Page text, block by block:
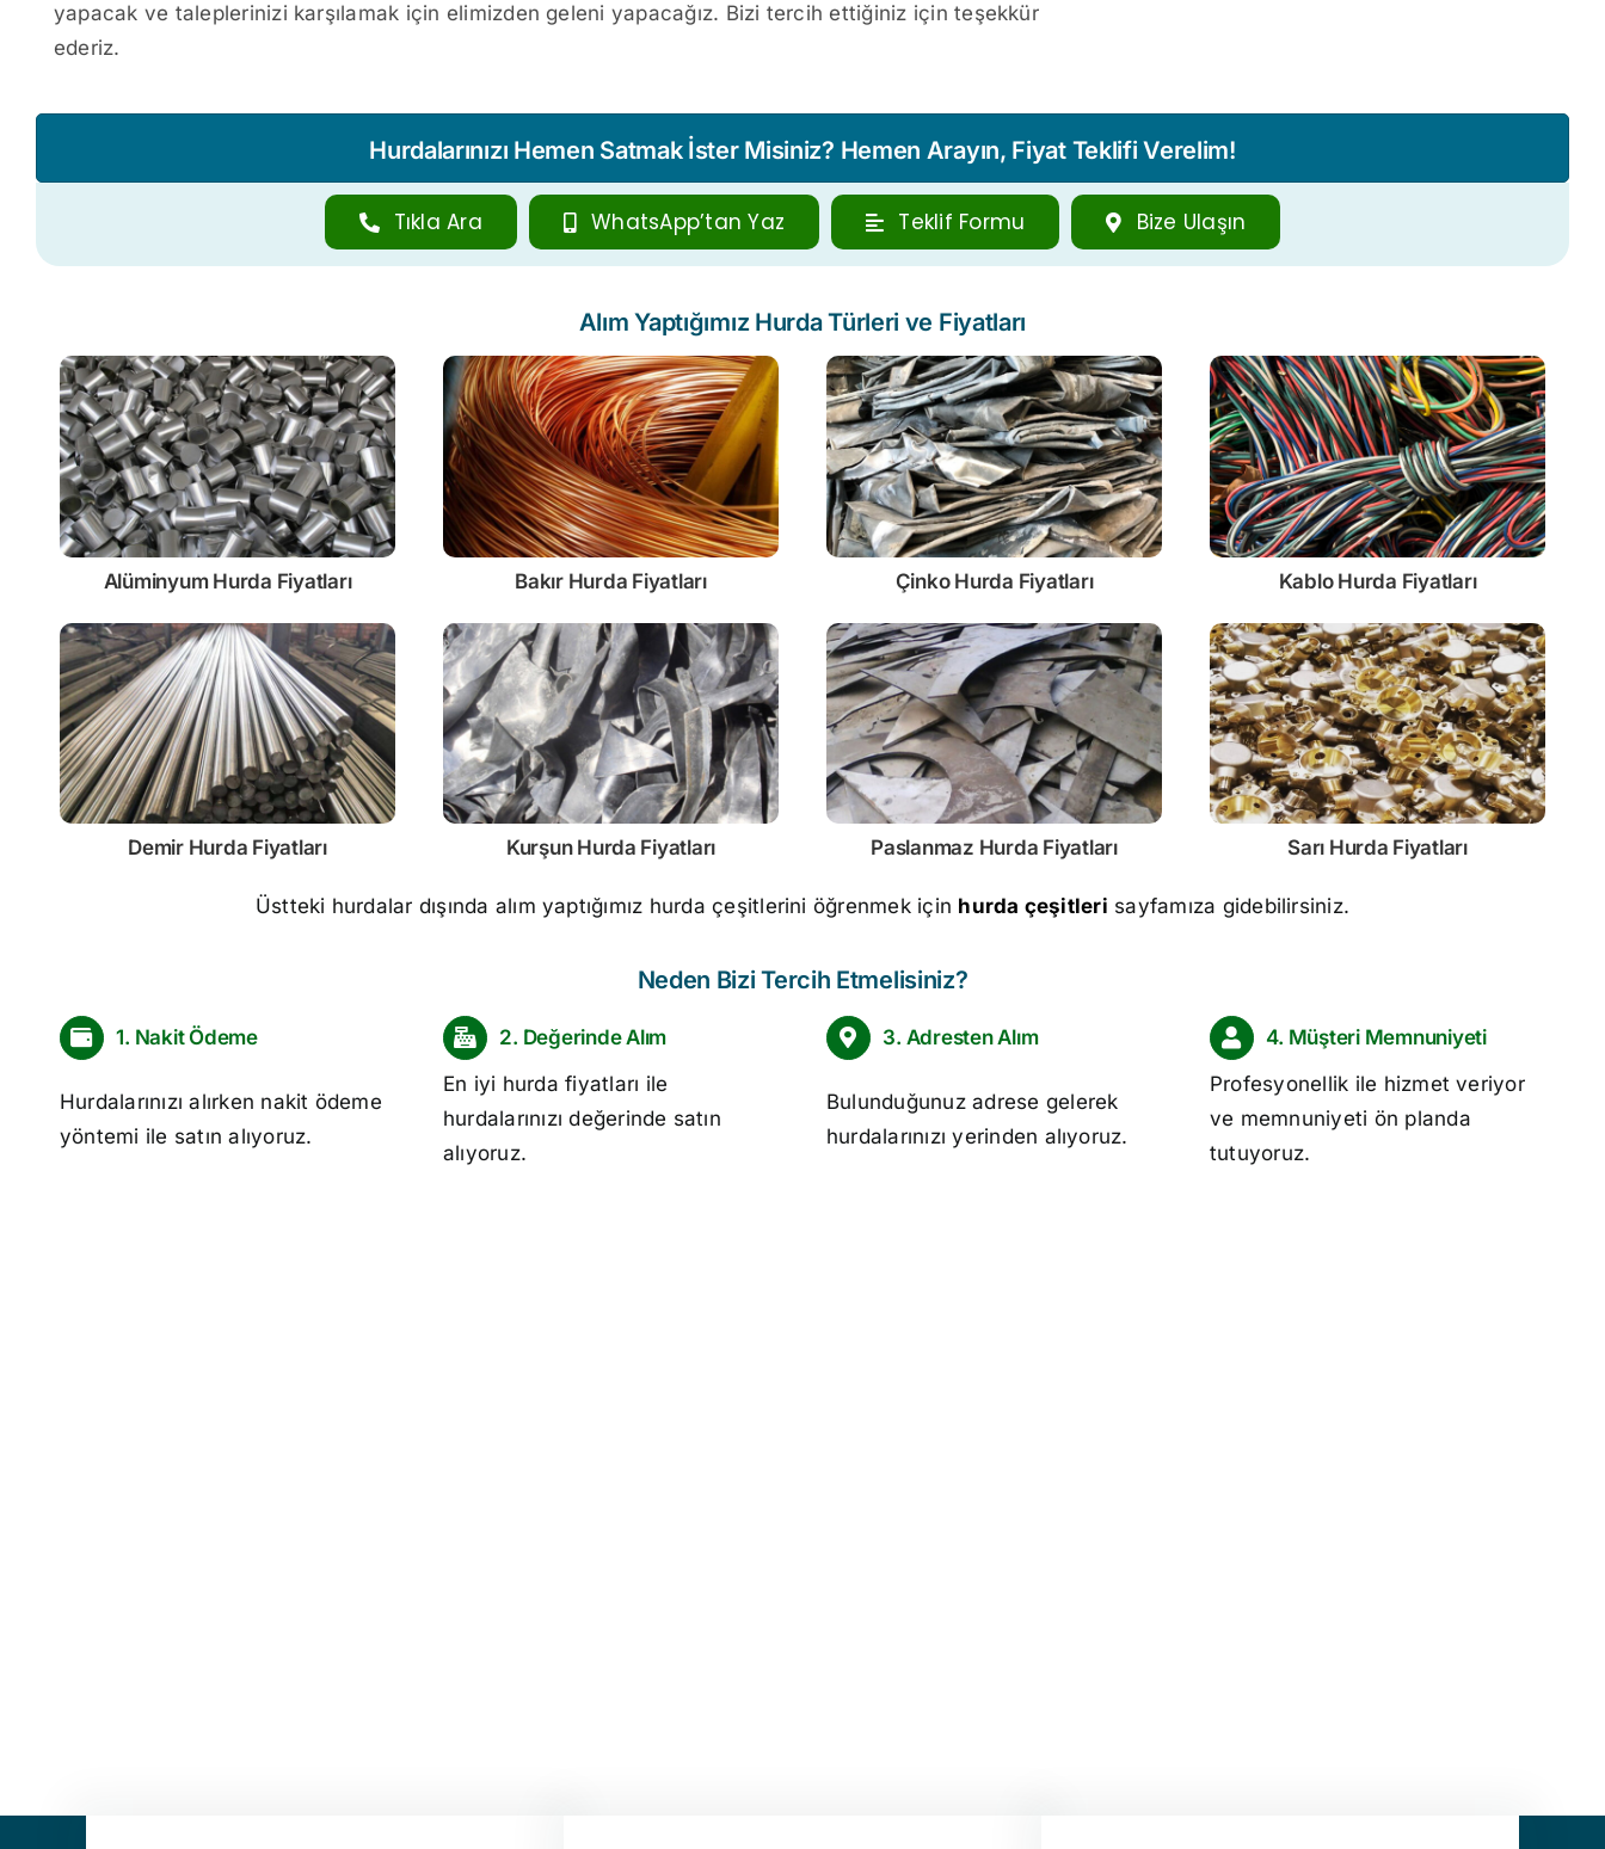
yapacak ve taleplerinizi karşılamak için elimizden geleni yapacağız. Bizi tercih ettiğiniz için teşekkür
ederiz.
Hurdalarınızı Hemen Satmak İster Misiniz? Hemen Arayın, Fiyat Teklifi Verelim!
Tıkla Ara WhatsApp’tan Yaz Teklif Formu Bize Ulaşın
Alım Yaptığımız Hurda Türleri ve Fiyatları
Alüminyum Hurda Fiyatları Bakır Hurda Fiyatları Çinko Hurda Fiyatları Kablo Hurda Fiyatları
Demir Hurda Fiyatları Kurşun Hurda Fiyatları Paslanmaz Hurda Fiyatları Sarı Hurda Fiyatları
Üstteki hurdalar dışında alım yaptığımız hurda çeşitlerini öğrenmek için hurda çeşitleri sayfamıza gidebilirsiniz.
Neden Bizi Tercih Etmelisiniz?
1. Nakit Ödeme
Hurdalarınızı alırken nakit ödeme
yöntemi ile satın alıyoruz.
2. Değerinde Alım
En iyi hurda fiyatları ile
hurdalarınızı değerinde satın
alıyoruz.
3. Adresten Alım
Bulunduğunuz adrese gelerek
hurdalarınızı yerinden alıyoruz.
4. Müşteri Memnuniyeti
Profesyonellik ile hizmet veriyor
ve memnuniyeti ön planda
tutuyoruz.